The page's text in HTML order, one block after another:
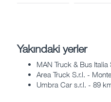
Yakındaki yerler
MAN Truck & Bus
Area Truck S.r.l. -
Umbra Car s.r.l. - 89